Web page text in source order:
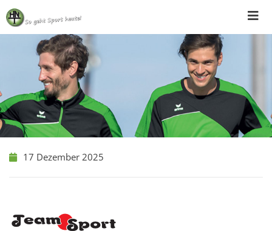
Skip
to
content
17 Dezember 2025